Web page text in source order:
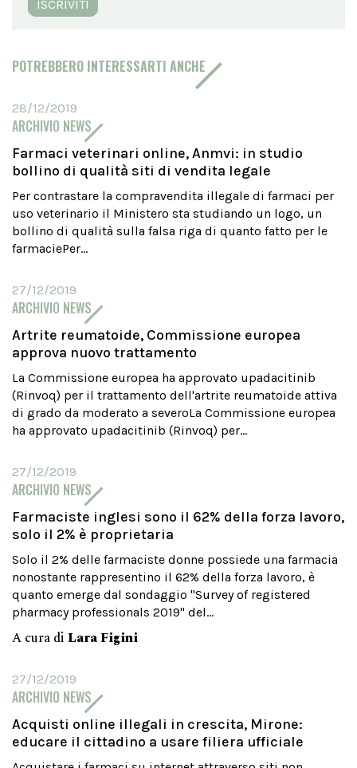
ISCRIVITI
POTREBBERO INTERESSARTI ANCHE
28/12/2019
ARCHIVIO NEWS
Farmaci veterinari online, Anmvi: in studio
bollino di qualità siti di vendita legale
Per contrastare la compravendita illegale di farmaci per
uso veterinario il Ministero sta studiando un logo, un
bollino di qualità sulla falsa riga di quanto fatto per le
farmaciePer...
27/12/2019
ARCHIVIO NEWS
Artrite reumatoide, Commissione europea
approva nuovo trattamento
La Commissione europea ha approvato upadacitinib
(Rinvoq) per il trattamento dell'artrite reumatoide attiva
di grado da moderato a severoLa Commissione europea
ha approvato upadacitinib (Rinvoq) per...
27/12/2019
ARCHIVIO NEWS
Farmaciste inglesi sono il 62% della forza lavoro,
solo il 2% è proprietaria
Solo il 2% delle farmaciste donne possiede una farmacia
nonostante rappresentino il 62% della forza lavoro, è
quanto emerge dal sondaggio "Survey of registered
pharmacy professionals 2019" del...
A cura di Lara Figini
27/12/2019
ARCHIVIO NEWS
Acquisti online illegali in crescita, Mirone:
educare il cittadino a usare filiera ufficiale